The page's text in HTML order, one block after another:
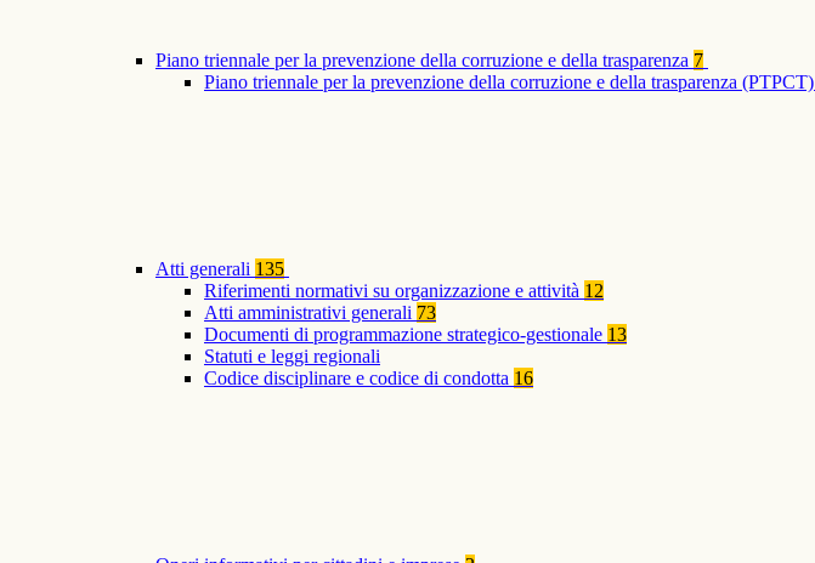
Piano triennale per la prevenzione della corruzione e della trasparenza 7
Piano triennale per la prevenzione della corruzione e della trasparenza (PTPCT)
Atti generali 135
Riferimenti normativi su organizzazione e attività 12
Atti amministrativi generali 73
Documenti di programmazione strategico-gestionale 13
Statuti e leggi regionali
Codice disciplinare e codice di condotta 16